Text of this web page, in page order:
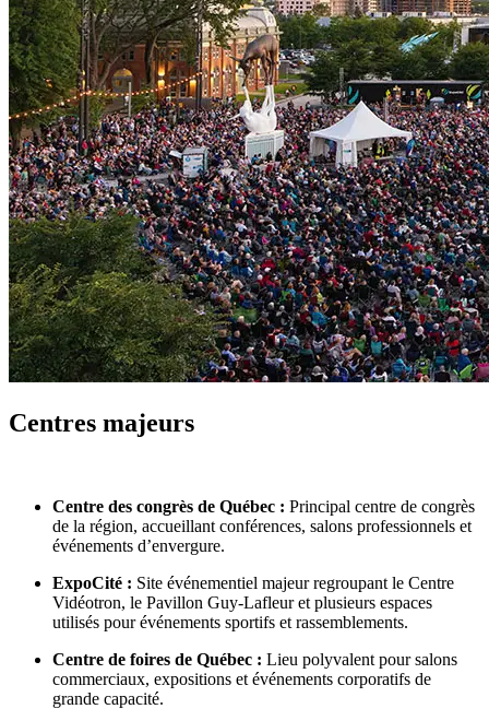
Centres majeurs
Centre des congrès de Québec : Principal centre de congrès
de la région, accueillant conférences, salons professionnels et
événements d’envergure.
ExpoCité : Site événementiel majeur regroupant le Centre
Vidéotron, le Pavillon Guy-Lafleur et plusieurs espaces
utilisés pour événements sportifs et rassemblements.
Centre de foires de Québec : Lieu polyvalent pour salons
commerciaux, expositions et événements corporatifs de
grande capacité.